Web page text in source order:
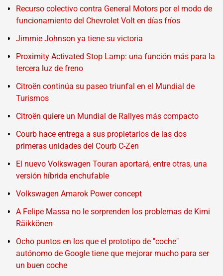
Recurso colectivo contra General Motors por el modo de
funcionamiento del Chevrolet Volt en días fríos
Jimmie Johnson ya tiene su victoria
Proximity Activated Stop Lamp: una función más para la
tercera luz de freno
Citroën continúa su paseo triunfal en el Mundial de
Turismos
Citroën quiere un Mundial de Rallyes más compacto
Courb hace entrega a sus propietarios de las dos
primeras unidades del Courb C-Zen
El nuevo Volkswagen Touran aportará, entre otras, una
versión híbrida enchufable
Volkswagen Amarok Power concept
A Felipe Massa no le sorprenden los problemas de Kimi
Räikkönen
Ocho puntos en los que el prototipo de "coche"
autónomo de Google tiene que mejorar mucho para ser
un buen coche